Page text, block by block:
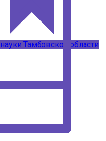
наши каналы в
Тамбовской области